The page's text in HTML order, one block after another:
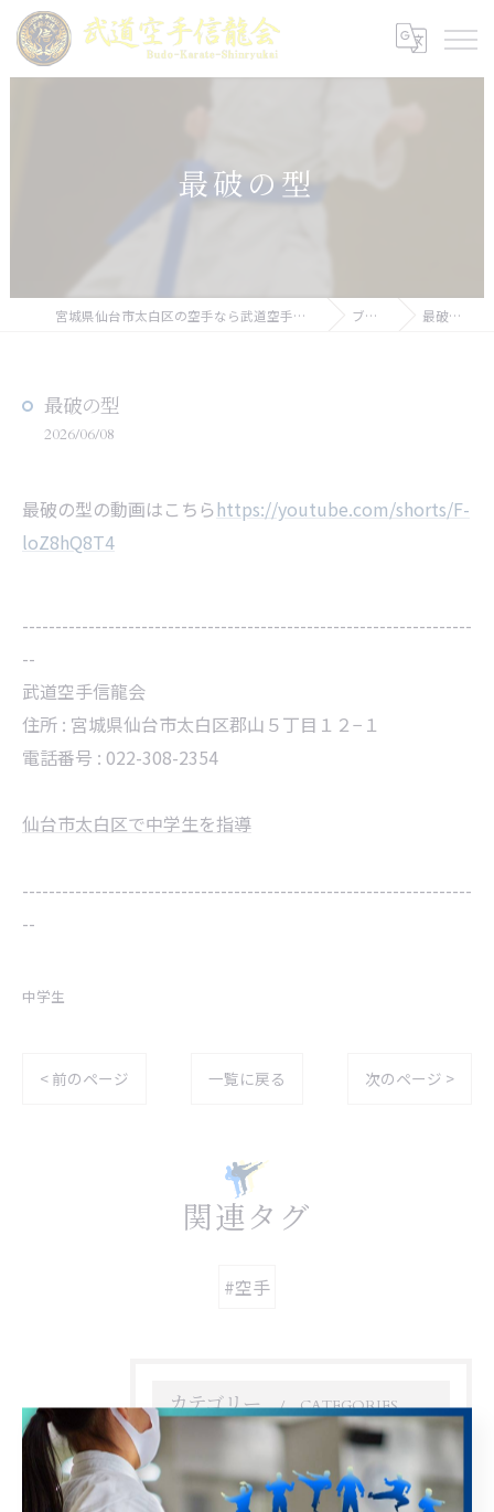
最破の型
宮城県仙台市太白区の空手なら武道空手信龍会 ブログ 最破の型
最破の型
2026/06/08
最破の型の動画はこちらhttps://youtube.com/shorts/F-
loZ8hQ8T4
--------------------------------------------------------------------
--
武道空手信龍会
住所 : 宮城県仙台市太白区郡山５丁目１２−１
電話番号 : 022-308-2354
仙台市太白区で中学生を指導
--------------------------------------------------------------------
--
中学生
< 前のページ 一覧に戻る 次のページ >
関連タグ
#空手
カテゴリー CATEGORIES
幼児